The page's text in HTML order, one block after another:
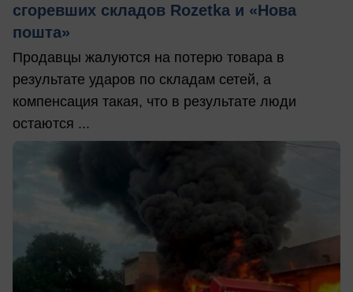
сгоревших складов Rozetka и «Нова
пошта»
Продавцы жалуются на потерю товара в
результате ударов по складам сетей, а
компенсация такая, что в результате люди
остаются ...